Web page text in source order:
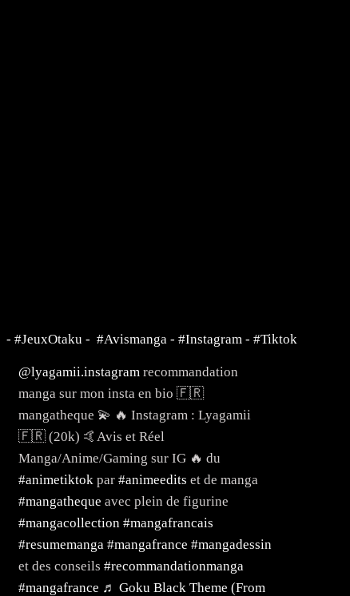
- #JeuxOtaku - #Avismanga - #Instagram - #Tiktok
@lyagamii.instagram recommandation
manga sur mon insta en bio 🇫🇷
mangatheque 💫 🔥 Instagram : Lyagamii
🇫🇷 (20k) 🤙Avis et Réel
Manga/Anime/Gaming sur IG 🔥 du
#animetiktok par #animeedits et de manga
#mangatheque avec plein de figurine
#mangacollection #mangafrancais
#resumemanga #mangafrance #mangadessin
et des conseils #recommandationmanga
#mangafrance ♬ Goku Black Theme (From